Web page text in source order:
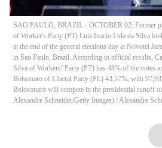
SAO PAULO, BRAZIL - OCTOBER 02: Former
of Worker's Party (PT) Luiz Inacio Lula da Silva
at the end of the general elections day at Novotel
in Sao Paulo, Brazil. According to official results,
Silva of Workers’ Party (PT) has 48% of the votes
Bolsonaro of Liberal Party (PL) 43,57%, with
Bolosonaro will compete in the presidential runoff
Alexandre Schneider/Getty Images) /Alexandre